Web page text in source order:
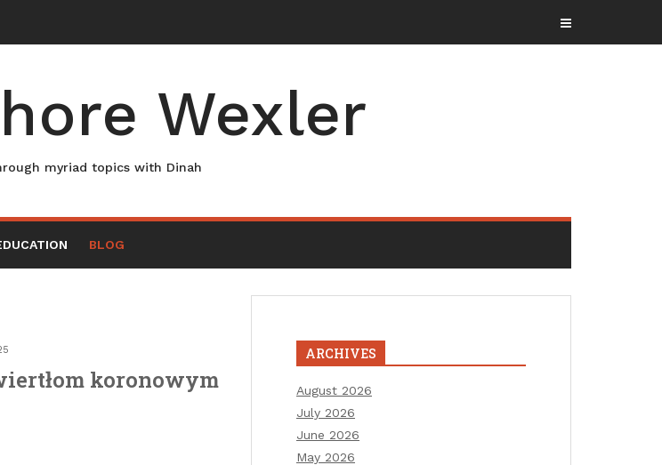
Wexler
myriad topics with Dinah
BLOG
koronowym
ARCHIVES
August 2026
July 2026
June 2026
May 2026